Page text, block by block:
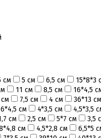
Силиконовые формы для
Формы для выпечки
Формы для выпечки
Формы муссовый
Шпателя ножи
см 5 см 6,5 см 15*8*3
11 см 8,5 см 16*4,5
7,5 см 4 см 36*13 см
6*4,5 см 4*3,5 см 4,5*3,5
см 2,5 см 5*7 см 3,5
см 4,5*2,8 см 6,5*5